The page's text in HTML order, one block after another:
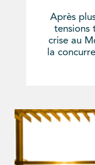
Après
tensions
crise au
la